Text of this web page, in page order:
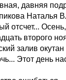
давняя
Наталья
отсчет...
второго
залив
Этот день